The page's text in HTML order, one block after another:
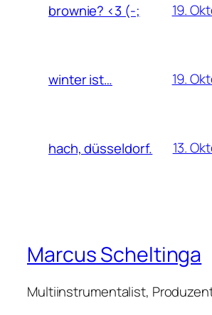
brownie? <3 (-; 19.
winter ist… 19.
hach, düsseldorf. 13.
Marcus Scheltinga
Multiinstrumentalist,